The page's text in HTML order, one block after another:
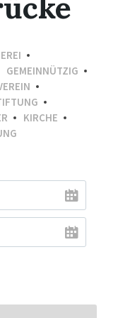
GEMEINNÜTZIG
KIRCHE